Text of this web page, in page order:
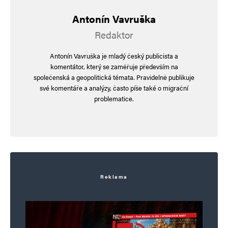
Navigace pro komentáře
Napsat komentář
Komentář*
Antonín Vavruška
Redaktor
Antonín Vavruška je mladý český publicista a
komentátor, který se zaměřuje především na
společenská a geopolitická témata. Pravidelně publikuje
své komentáře a analýzy, často píše také o migrační
problematice.
Reklama